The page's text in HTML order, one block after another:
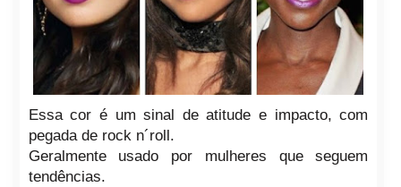
Essa cor é um sinal de atitude e impacto, com
pegada de rock n´roll.
Geralmente usado por mulheres que seguem
tendências.